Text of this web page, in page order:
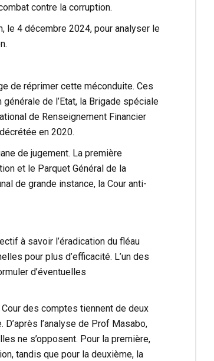
contre la corruption.
le 4 décembre 2024, pour analyser le
de réprimer cette méconduite. Ces
de l’Etat, la Brigade spéciale
de Renseignement Financier
en 2020.
de jugement. La première
et le Parquet Général de la
de grande instance, la Cour anti-
à savoir l’éradication du fléau
pour plus d’efficacité. L’un des
d’éventuelles
Cour des comptes tiennent de deux
l’analyse de Prof Masabo,
ne s’opposent. Pour la première,
tandis que pour la deuxième, la